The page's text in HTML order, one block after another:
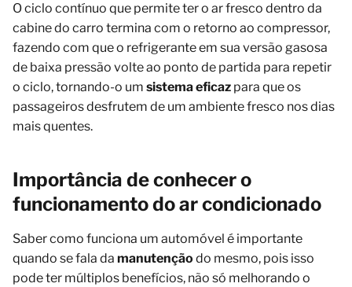
O ciclo contínuo que permite ter o ar fresco dentro da
cabine do carro termina com o retorno ao compressor,
fazendo com que o refrigerante em sua versão gasosa
de baixa pressão volte ao ponto de partida para repetir
o ciclo, tornando-o um sistemaeficaz para que os
passageiros desfrutem de um ambiente fresco nos dias
mais quentes.
Importância de conhecer o
funcionamento do ar condicionado
Saber como funciona um automóvel é importante
quando se fala da manutenção do mesmo, pois isso
pode ter múltiplos benefícios, não só melhorando o